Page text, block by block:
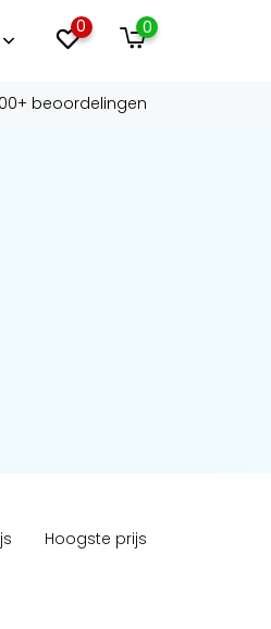
0 0
beoordelingen
Hoogste prijs